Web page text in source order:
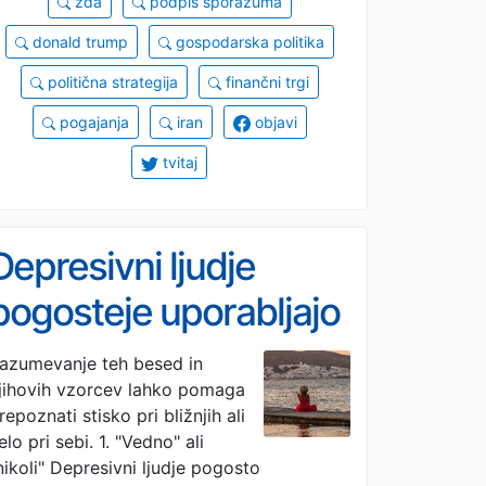
donald trump gospodarska politika
politična strategija finančni trgi
pogajanja iran objavi
tvitaj
ljudje
uporabljajo
7 besed
teh besed in
vzorcev lahko pomaga
stisko pri bližnjih ali
pri sebi. 1. "Vedno" ali
Depresivni ljudje pogosto